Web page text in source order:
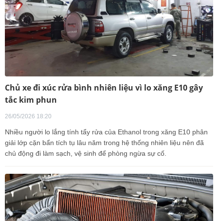
Chủ xe đi xúc rửa bình nhiên liệu vì lo xăng E10 gây
tắc kim phun
26/05/2026 18:20
Nhiều người lo lắng tính tẩy rửa của Ethanol trong xăng E10 phân
giải lớp cặn bẩn tích tụ lâu năm trong hệ thống nhiên liệu nên đã
chủ động đi làm sạch, vệ sinh để phòng ngừa sự cố.